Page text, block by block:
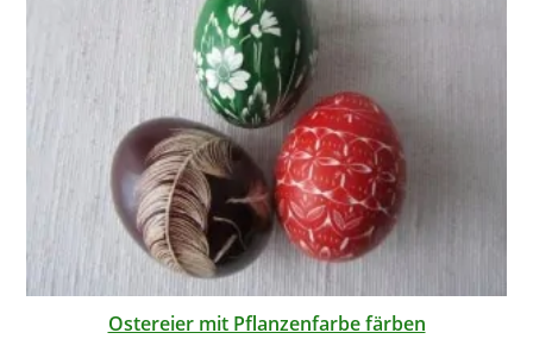
Ostereier mit Pflanzenfarbe färben